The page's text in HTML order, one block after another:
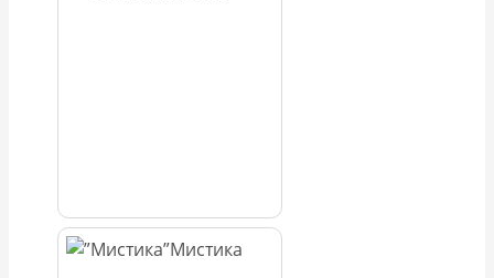
Мистика